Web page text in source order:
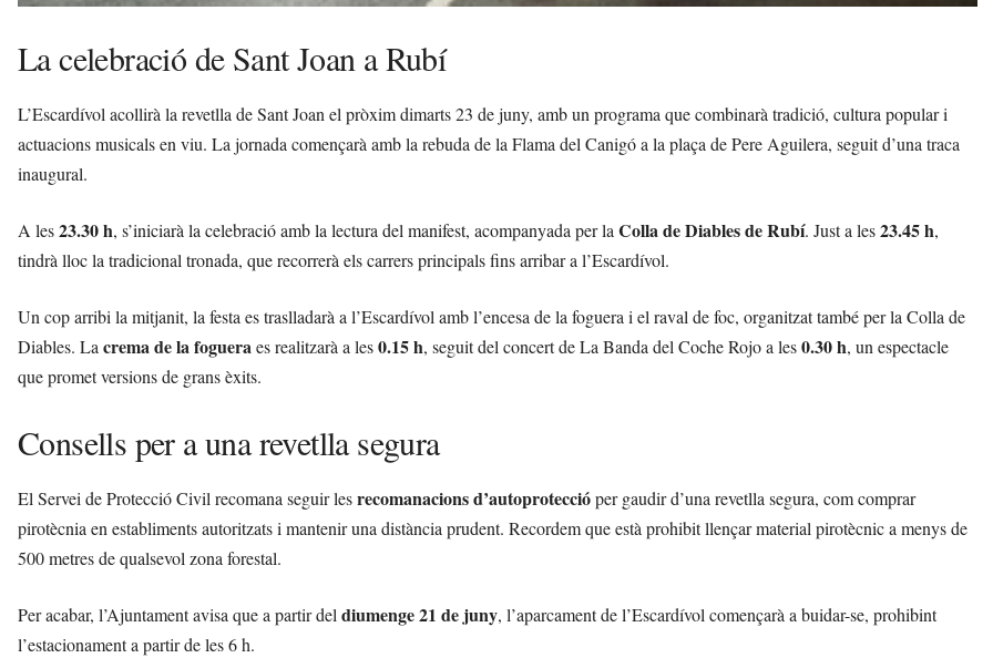
La celebració de Sant Joan a Rubí
L’Escardívol acollirà la revetlla de Sant Joan el pròxim dimarts 23 de juny, amb un programa que combinarà tradició, cultura popular i
actuacions musicals en viu. La jornada començarà amb la rebuda de la Flama del Canigó a la plaça de Pere Aguilera, seguit d’una traca
inaugural.
A les23.30 h, s’iniciarà la celebració amb la lectura del manifest, acompanyada per la Colla de Diables de Rubí. Just a les23.45 h,
tindrà lloc la tradicional tronada, que recorrerà els carrers principals fins arribar a l’Escardívol.
Un cop arribi la mitjanit, la festa es traslladarà a l’Escardívol amb l’encesa de la foguera i el raval de foc, organitzat també per la Colla de
Diables. La crema de la fogueraes realitzarà a les0.15 h, seguit del concert de La Banda del Coche Rojo a les0.30 h, un espectacle
que promet versions de grans èxits.
Consells per a una revetlla segura
El Servei de Protecció Civil recomana seguir lesrecomanacions d’autoproteccióper gaudir d’una revetlla segura, com comprar
pirotècnia en establiments autoritzats i mantenir una distància prudent. Recordem que està prohibit llençar material pirotècnic a menys de
500 metres de qualsevol zona forestal.
Per acabar, l’Ajuntament avisa que a partir del diumenge 21 de juny, l’aparcament de l’Escardívol començarà a buidar-se, prohibint
l’estacionament a partir de les 6 h.